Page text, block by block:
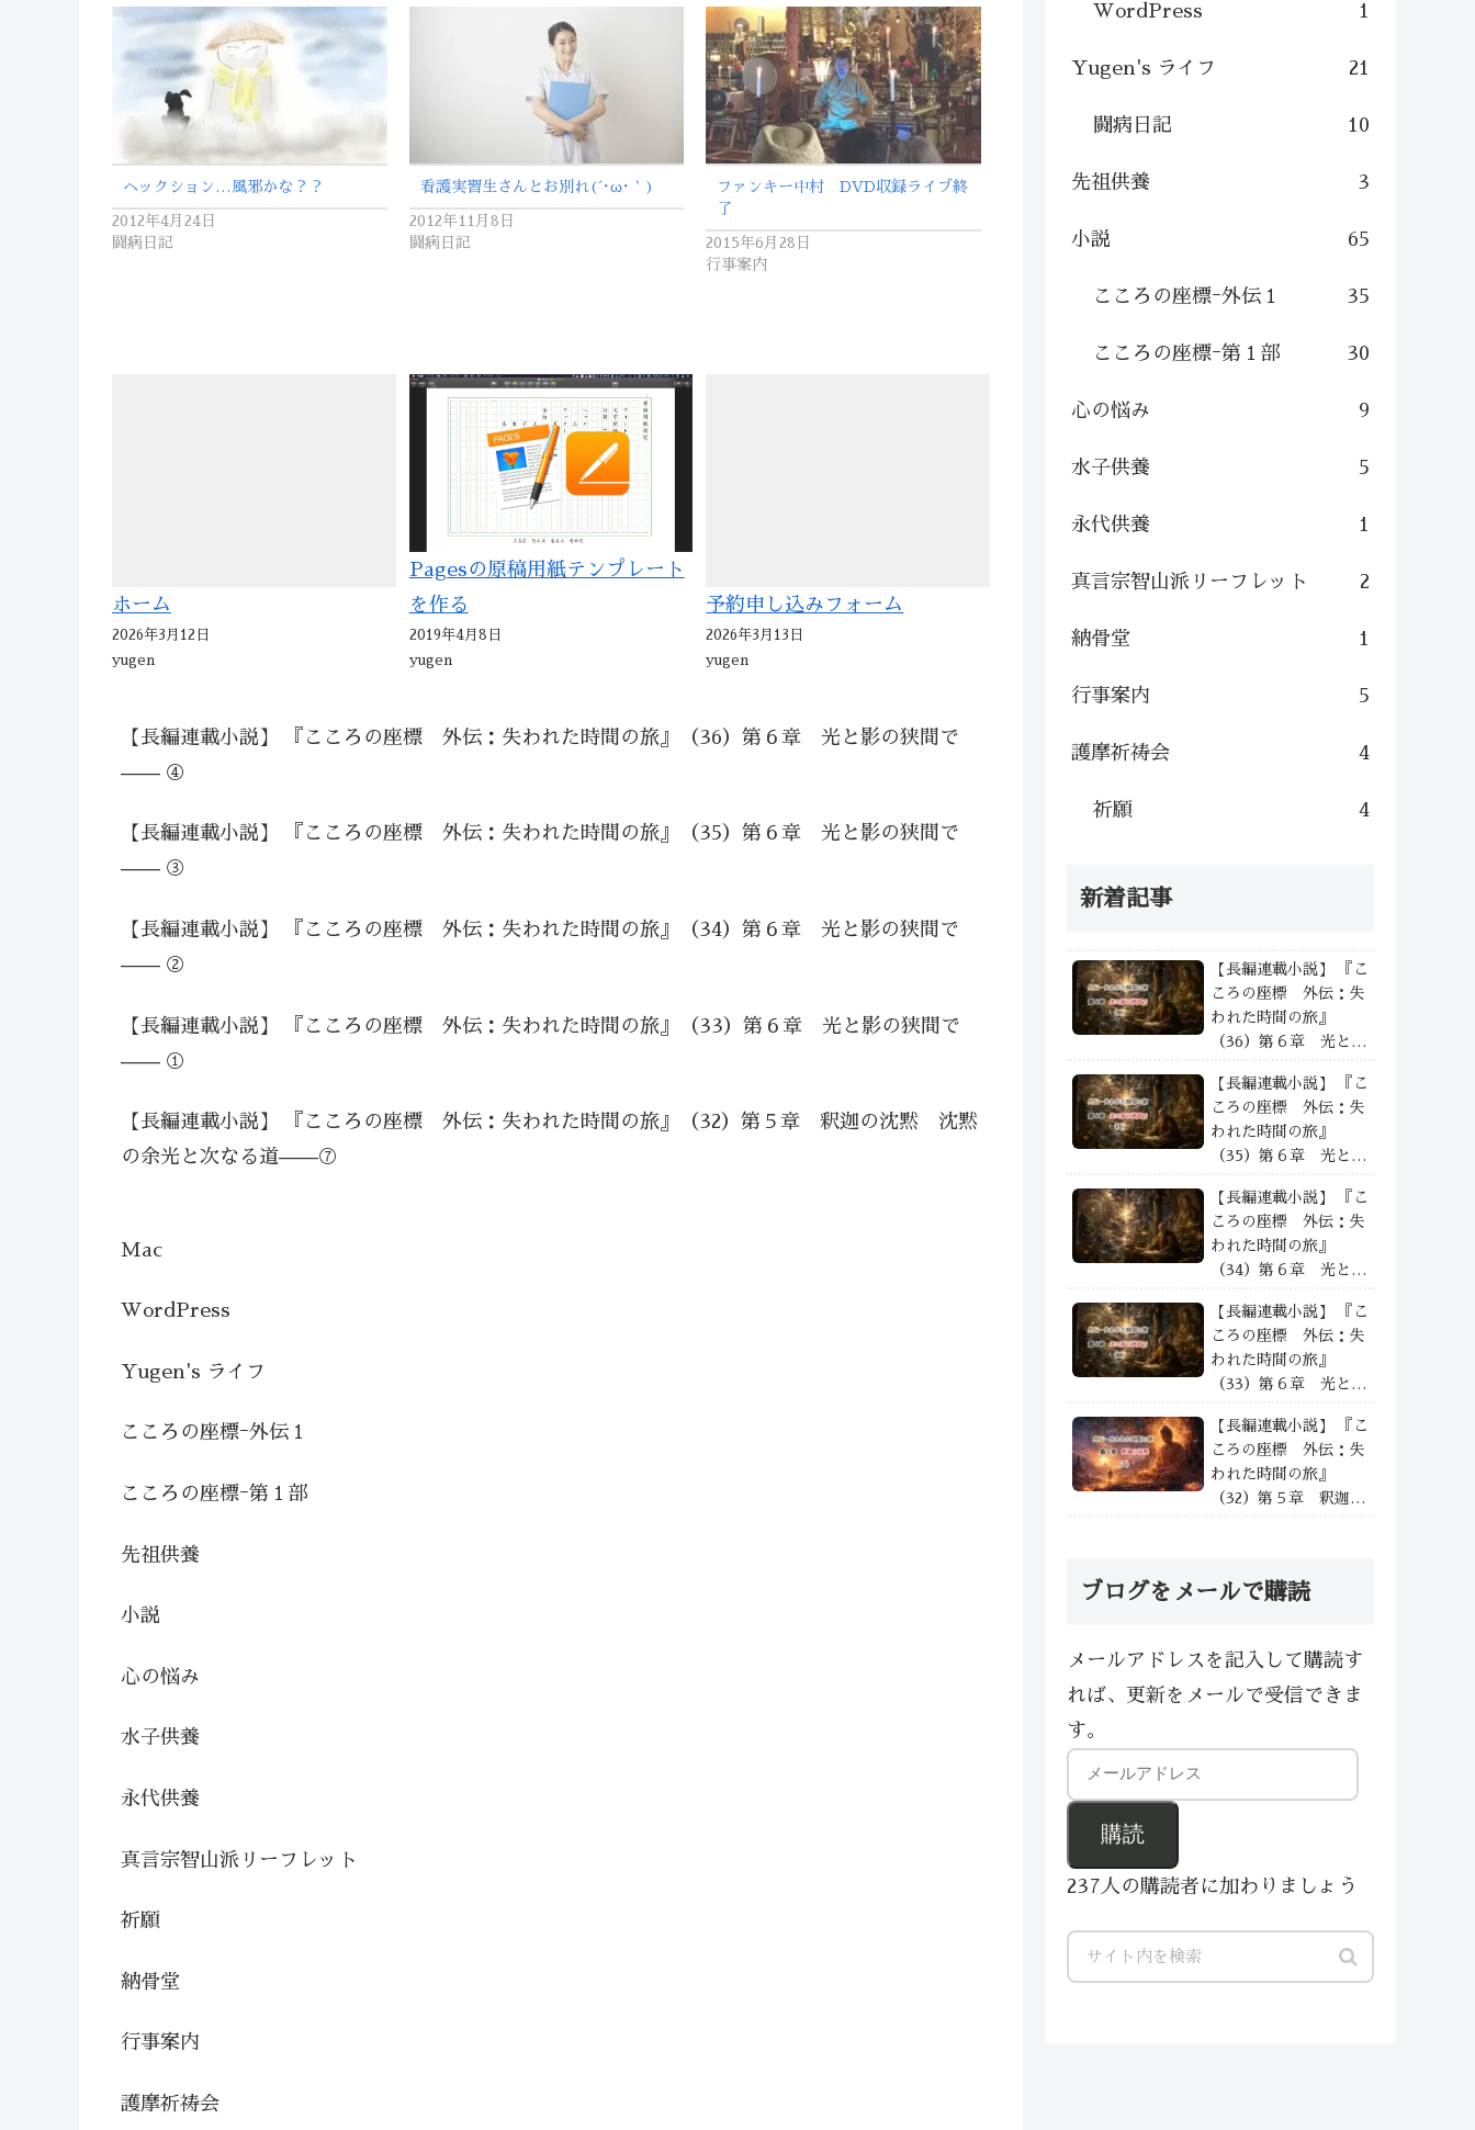
ヘックション…風邪かな？？
2012年4月24日
闘病日記
看護実習生さんとお別れ(´･ω･｀)
2012年11月8日
闘病日記
ファンキー中村 DVD収録ライブ終
了
2015年6月28日
行事案内
ホーム
2026年3月12日
yugen
Pagesの原稿用紙テンプレート
を作る
2019年4月8日
yugen
予約申し込みフォーム
2026年3月13日
yugen
【長編連載小説】 『こころの座標 外伝：失われた時間の旅』（36）第６章 光と影の狭間で
—— ④
【長編連載小説】 『こころの座標 外伝：失われた時間の旅』（35）第６章 光と影の狭間で
—— ③
【長編連載小説】 『こころの座標 外伝：失われた時間の旅』（34）第６章 光と影の狭間で
—— ②
【長編連載小説】 『こころの座標 外伝：失われた時間の旅』（33）第６章 光と影の狭間で
—— ①
【長編連載小説】 『こころの座標 外伝：失われた時間の旅』（32）第５章 釈迦の沈黙 沈黙
の余光と次なる道——⑦
Mac
WordPress
Yugen's ライフ
こころの座標ｰ外伝１
こころの座標ｰ第１部
先祖供養
小説
心の悩み
水子供養
永代供養
真言宗智山派リーフレット
祈願
納骨堂
行事案内
護摩祈祷会
WordPress 1
Yugen's ライフ 21
闘病日記 10
先祖供養 3
小説 65
こころの座標ｰ外伝１ 35
こころの座標ｰ第１部 30
心の悩み 9
水子供養 5
永代供養 1
真言宗智山派リーフレット 2
納骨堂 1
行事案内 5
護摩祈祷会 4
祈願 4
新着記事
【長編連載小説】 『こ
ころの座標 外伝：失
われた時間の旅』
（36）第６章 光と影
【長編連載小説】 『こ
ころの座標 外伝：失
われた時間の旅』
（35）第６章 光と影
【長編連載小説】 『こ
ころの座標 外伝：失
われた時間の旅』
（34）第６章 光と影
【長編連載小説】 『こ
ころの座標 外伝：失
われた時間の旅』
（33）第６章 光と影
【長編連載小説】 『こ
ころの座標 外伝：失
われた時間の旅』
（32）第５章 釈迦の
ブログをメールで購読
メールアドレスを記入して購読す
れば、更新をメールで受信できま
す。
購読
237人の購読者に加わりましょう